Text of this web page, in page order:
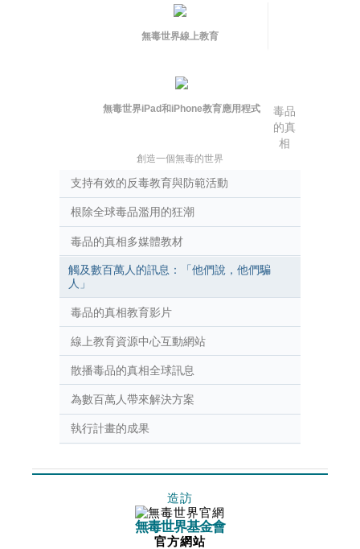
無毒世界線上教育
無毒世界iPad和iPhone教育應用程式
毒品
的真
相
創造一個無毒的世界
支持有效的反毒教育與防範活動
根除全球毒品濫用的狂潮
毒品的真相多媒體教材
觸及數百萬人的訊息：「他們說，他們騙
人」
毒品的真相教育影片
線上教育資源中心互動網站
散播毒品的真相全球訊息
為數百萬人帶來解決方案
執行計畫的成果
造訪
無毒世界基金會
官方網站